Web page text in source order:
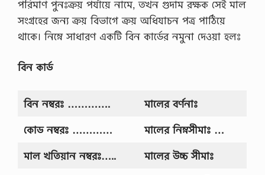
টি
না
পরিমাণ পুনঃক্রয় পর্যায়ে নামে, তখন গুদাম রক্ষক সেই মাল
সংগ্রহের জন্য ক্রয় বিভাগে ক্ৰয় অধিযাচন পত্র পাঠিয়ে
থাকে। নিম্নে সাধারণ একটি বিন কার্ডের নমুনা দেওয়া হলঃ
বিন কার্ড
বিননম্বরঃ …………. মালেরবর্ণনাঃ
কোডনম্বরঃ ………… মালেরনিম্নসীমাঃ …
মাল খতিয়াননম্বরঃ….. মালেরউচ্চসীমাঃ